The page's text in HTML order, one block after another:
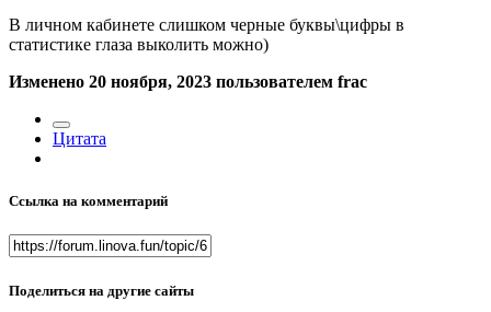
В личном кабинете слишком черные буквы\цифры в
статистике глаза выколить можно)
Изменено 20 ноября, 2023 пользователем frac
Цитата
Ссылка на комментарий
Поделиться на другие сайты